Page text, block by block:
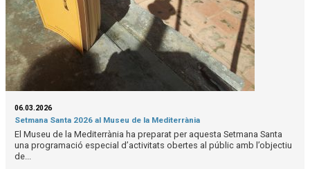
06.03.2026
Setmana Santa 2026 al Museu de la Mediterrània
El Museu de la Mediterrània ha preparat per aquesta Setmana Santa
una programació especial d’activitats obertes al públic amb l’objectiu
de...